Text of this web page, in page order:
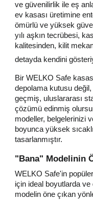
ve güvenilirlik ile eş
ev kasası üretimine
ömürlü ve yüksek
yılı aşkın tecrübesi,
kalitesinden, kilit
detayda kendini
Bir WELKO Safe
depolama kutusu
geçmiş, uluslararası
çözümü edinmiş
modeller, belgelerinizi
boyunca yüksek
tasarlanmıştır.
"Bana" Modelinin
WELKO Safe'in
için ideal boyutlarda ve
modelin öne çıkan